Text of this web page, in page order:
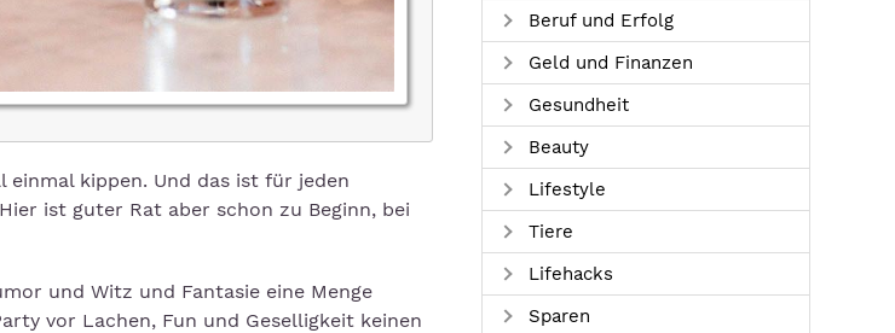
kippen. Und das ist für jeden
ist guter Rat aber schon zu Beginn, bei
und Witz und Fantasie eine Menge
vor Lachen, Fun und Geselligkeit keinen
Beruf und Erfolg
Geld und Finanzen
Gesundheit
Beauty
Lifestyle
Tiere
Lifehacks
Sparen